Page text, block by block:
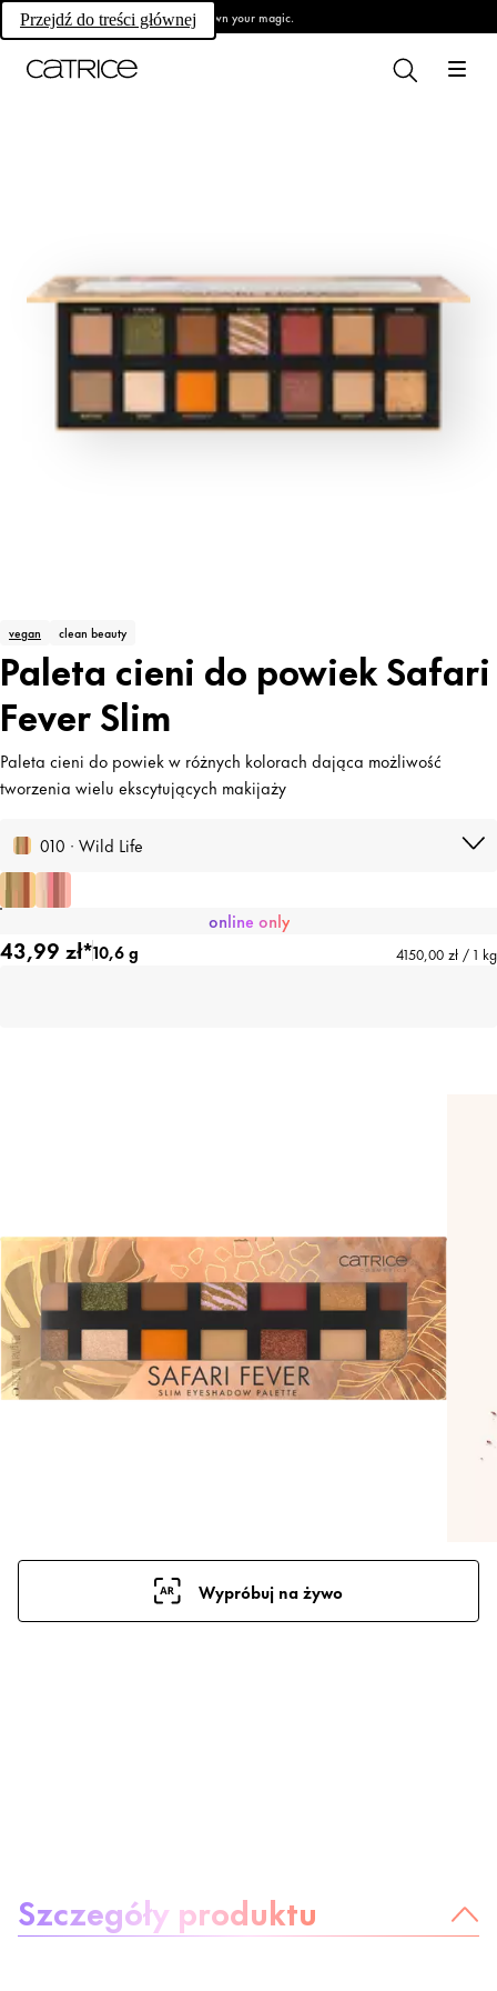
Przejdź do treści głównej Own your magic.
vegan clean beauty
Paleta cieni do powiek Safari
Fever Slim
Paleta cieni do powiek w różnych kolorach dająca możliwość
tworzenia wielu ekscytujących makijaży
010 · Wild Life
online only
43,99 zł*10,6 g 4150,00 zł / 1 kg
Wypróbuj na żywo
Szczegóły produktu